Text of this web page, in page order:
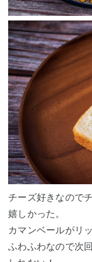
チーズ好きなので
嬉しかった。
カマンベールがリ
ふわふわなので次